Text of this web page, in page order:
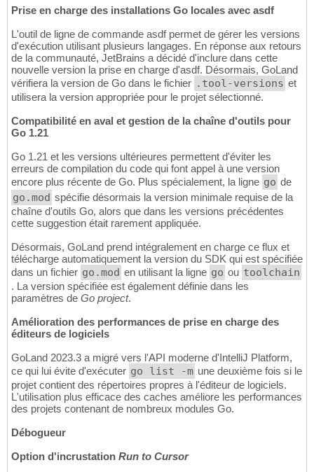
Prise en charge des installations Go locales avec asdf
L'outil de ligne de commande asdf permet de gérer les versions
d'exécution utilisant plusieurs langages. En réponse aux retours
de la communauté, JetBrains a décidé d'inclure dans cette
nouvelle version la prise en charge d'asdf. Désormais, GoLand
vérifiera la version de Go dans le fichier .tool-versions et
utilisera la version appropriée pour le projet sélectionné.
Compatibilité en aval et gestion de la chaîne d'outils pour
Go 1.21
Go 1.21 et les versions ultérieures permettent d'éviter les
erreurs de compilation du code qui font appel à une version
encore plus récente de Go. Plus spécialement, la ligne go de
go.mod spécifie désormais la version minimale requise de la
chaîne d'outils Go, alors que dans les versions précédentes
cette suggestion était rarement appliquée.
Désormais, GoLand prend intégralement en charge ce flux et
télécharge automatiquement la version du SDK qui est spécifiée
dans un fichier go.mod en utilisant la ligne go ou toolchain
. La version spécifiée est également définie dans les
paramètres de Go project.
Amélioration des performances de prise en charge des
éditeurs de logiciels
GoLand 2023.3 a migré vers l'API moderne d'IntelliJ Platform,
ce qui lui évite d'exécuter go list -m une deuxième fois si le
projet contient des répertoires propres à l'éditeur de logiciels.
L'utilisation plus efficace des caches améliore les performances
des projets contenant de nombreux modules Go.
Débogueur
Option d'incrustation Run to Cursor